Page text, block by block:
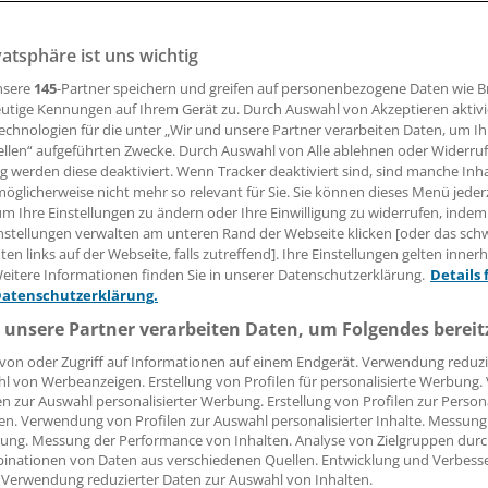
über den Grad an Überdiagnostik bei der Suche nach
Forscher haben versucht, das tatsächliche
Autopsiestudien zu quantifizieren.
Robert Bublak
05:02 Uhr
ist uns wichtig
145-Partner speichern und greifen auf personenbezogene Daten wie
Kennungen auf Ihrem Gerät zu. Durch Auswahl von Akzeptieren
für die unter „Wir und unsere Partner verarbeiten Daten, um
aufgeführten Zwecke. Durch Auswahl von Alle ablehnen oder
werden diese deaktiviert. Wenn Tracker deaktiviert sind, sind manche
nicht mehr so relevant für Sie. Sie können dieses Menü
Ihre Einstellungen zu ändern oder Ihre Einwilligung zu widerrufen, indem
verwalten am unteren Rand der Webseite klicken [oder das
links auf der Webseite, falls zutreffend]. Ihre Einstellungen gelten
Informationen finden Sie in unserer Datenschutzerklärung. Details
Partner verarbeiten Daten, um Folgendes
oder Zugriff auf Informationen auf einem Endgerät. Verwendung
von Werbeanzeigen. Erstellung von Profilen für personalisierte
zur Auswahl personalisierter Werbung. Erstellung von Profilen zur
Verwendung von Profilen zur Auswahl personalisierter Inhalte.
Messung der Performance von Inhalten. Analyse von Zielgruppen
von Daten aus verschiedenen Quellen. Entwicklung und
reduzierter Daten zur Auswahl von Inhalten.